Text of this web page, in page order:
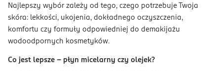
Najlepszy wybór zależy od tego, czego potrzebuje Twoja
skóra: lekkości, ukojenia, dokładnego oczyszczenia,
komfortu czy formuły odpowiedniej do demakijażu
wodoodpornych kosmetyków.
Co jest lepsze – płyn micelarny czy olejek?